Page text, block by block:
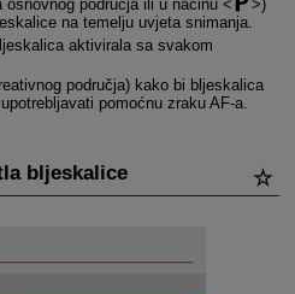
osnovnog područja ili u načinu
)
na temelju uvjeta snimanja.
aktivirala sa svakom
područja) kako bi bljeskalica
pomoćnu zraku AF-a.
bljeskalice